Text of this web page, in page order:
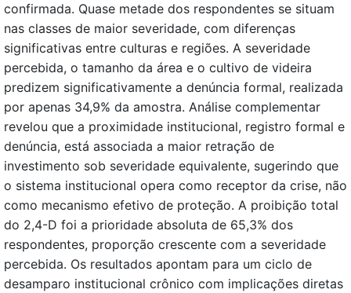
confirmada. Quase metade dos respondentes se situam
nas classes de maior severidade, com diferenças
significativas entre culturas e regiões. A severidade
percebida, o tamanho da área e o cultivo de videira
predizem significativamente a denúncia formal, realizada
por apenas 34,9% da amostra. Análise complementar
revelou que a proximidade institucional, registro formal e
denúncia, está associada a maior retração de
investimento sob severidade equivalente, sugerindo que
o sistema institucional opera como receptor da crise, não
como mecanismo efetivo de proteção. A proibição total
do 2,4-D foi a prioridade absoluta de 65,3% dos
respondentes, proporção crescente com a severidade
percebida. Os resultados apontam para um ciclo de
desamparo institucional crônico com implicações diretas